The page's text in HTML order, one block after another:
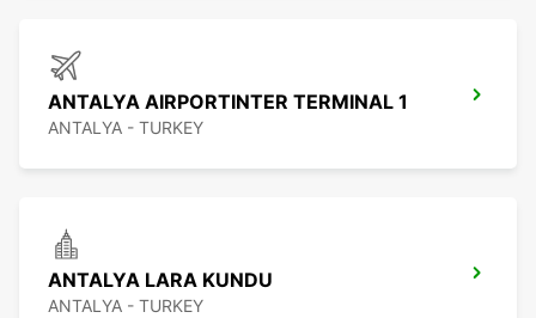
ANTALYA AIRPORTINTER TERMINAL 1
ANTALYA - TURKEY
ANTALYA LARA KUNDU
ANTALYA - TURKEY